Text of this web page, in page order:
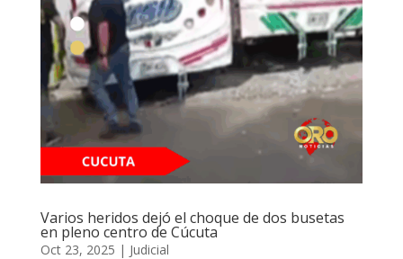
Varios heridos dejó el choque de dos busetas
en pleno centro de Cúcuta
Oct 23, 2025 | Judicial